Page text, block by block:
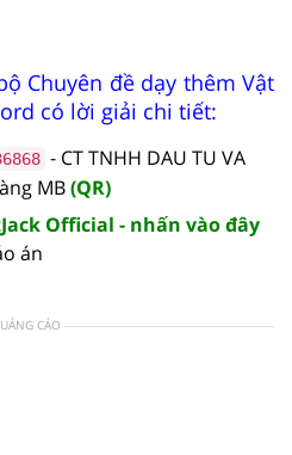
Chuyên đề dạy thêm Vật
có lời giải chi tiết:
- CT TNHH DAU TU VA
MB(QR)
Official - nhấn vào đây
án
CÁO